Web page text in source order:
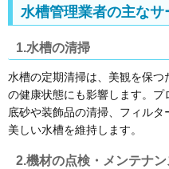
水槽管理業者の主なサ
1.水槽の清掃
水槽の定期清掃は、美観を保
の健康状態にも影響します。プ
底砂や装飾品の清掃、フィル
美しい水槽を維持します。
2.機材の点検・メンテナン